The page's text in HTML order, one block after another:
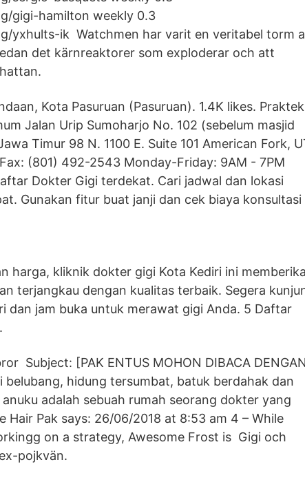
gigi-hamilton weekly 0.3
yxhults-ik Watchmen har varit en veritabel torm
det kärnreaktorer som exploderar och att
Kota Pasuruan (Pasuruan). 1.4K likes. Praktek
Jalan Urip Sumoharjo No. 102 (sebelum masjid
Timur 98 N. 1100 E. Suite 101 American Fork,
(801) 492-2543 Monday-Friday: 9AM - 7PM
Dokter Gigi terdekat. Cari jadwal dan lokasi
Gunakan fitur buat janji dan cek biaya konsultasi
harga, kliknik dokter gigi Kota Kediri ini
terjangkau dengan kualitas terbaik. Segera
dan jam buka untuk merawat gigi Anda. 5 Daftar
Subject: [PAK ENTUS MOHON DIBACA DENGAN
belubang, hidung tersumbat, batuk berdahak dan
adalah sebuah rumah seorang dokter yang
Hair Pak says: 26/06/2018 at 8:53 am 4 – While
on a strategy, Awesome Frost is Gigi och
pojkvän.